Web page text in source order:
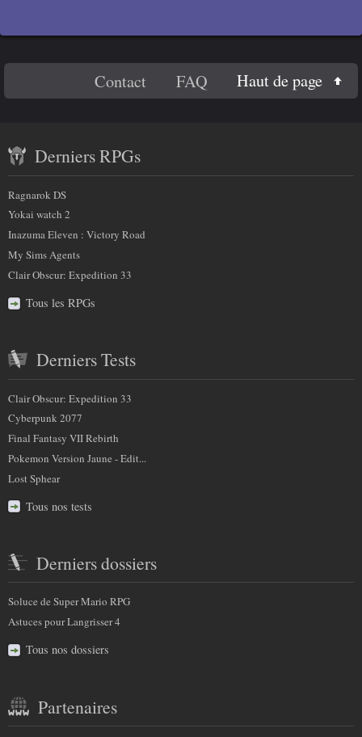
plus
sur
nous
Contact FAQ Haut de page
récent
et
partenaires
Derniers RPGs
Ragnarok DS
Yokai watch 2
Inazuma Eleven : Victory Road
My Sims Agents
Clair Obscur: Expedition 33
Tous les RPGs
Derniers Tests
Clair Obscur: Expedition 33
Cyberpunk 2077
Final Fantasy VII Rebirth
Pokemon Version Jaune - Edit...
Lost Sphear
Tous nos tests
Derniers dossiers
Soluce de Super Mario RPG
Astuces pour Langrisser 4
Tous nos dossiers
Partenaires